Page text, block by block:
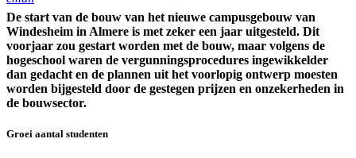
De start van de bouw van het nieuwe campusgebouw van
Windesheim in Almere is met zeker een jaar uitgesteld. Dit
voorjaar zou gestart worden met de bouw, maar volgens de
hogeschool waren de vergunningsprocedures ingewikkelder
dan gedacht en de plannen uit het voorlopig ontwerp moesten
worden bijgesteld door de gestegen prijzen en onzekerheden in
de bouwsector.
Groei aantal studenten